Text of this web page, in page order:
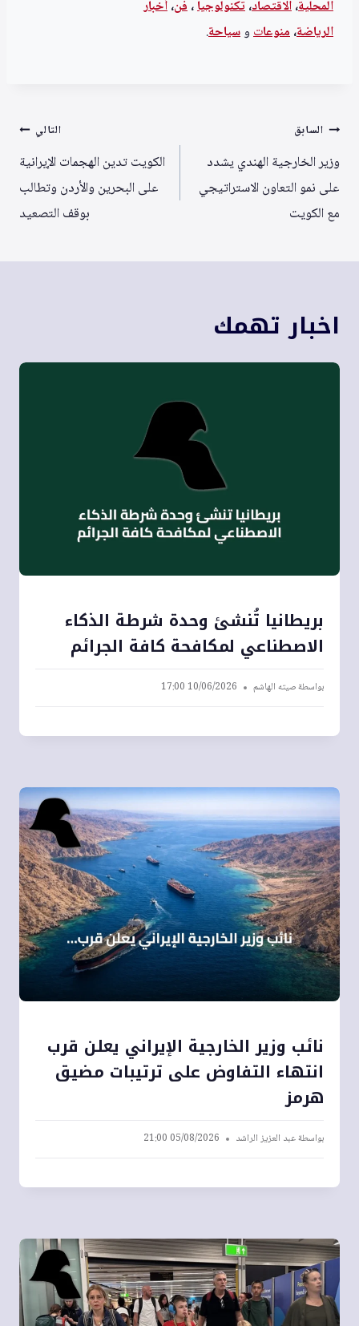
المحلية،الاقتصاد،تكنولوجيا،فن،أخبار
الرياضة،منوعاتوسياحة.
تصفّح
المقالات
السابق
وزير الخارجية الهندي يشدد
على نمو التعاون الاستراتيجي
مع الكويت
التالي
الكويت تدين الهجمات الإيرانية
على البحرين والأردن وتطالب
بوقف التصعيد
اخبار تهمك
بريطانيا تُنشئ وحدة شرطة الذكاء
الاصطناعي لمكافحة كافة الجرائم
بواسطةصيته الهاشم 10/06/2026 17:00
نائب وزير الخارجية الإيراني يعلن قرب
انتهاء التفاوض على ترتيبات مضيق
هرمز
بواسطةعبد العزيز الراشد 05/08/2026 21:00